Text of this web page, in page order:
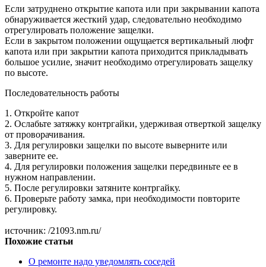
Если затруднено открытие капота или при закрывании капота
обнаруживается жесткий удар, следовательно необходимо
отрегулировать положение защелки.
Если в закрытом положении ощущается вертикальный люфт
капота или при закрытии капота приходится прикладывать
большое усилие, значит необходимо отрегулировать защелку
по высоте.
Последовательность работы
1. Откройте капот
2. Ослабьте затяжку контргайки, удерживая отверткой защелку
от проворачивания.
3. Для регулировки защелки по высоте выверните или
заверните ее.
4. Для регулировки положения защелки передвиньте ее в
нужном направлении.
5. После регулировки затяните контргайку.
6. Проверьте работу замка, при необходимости повторите
регулировку.
источник: /21093.nm.ru/
Похожие статьи
О ремонте надо уведомлять соседей